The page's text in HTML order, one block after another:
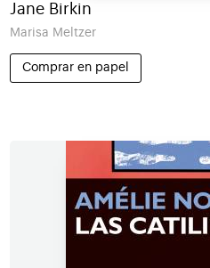
Jane Birkin
Marisa Meltzer
Comprar en papel